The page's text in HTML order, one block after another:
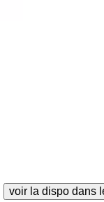
voir la dispo dans